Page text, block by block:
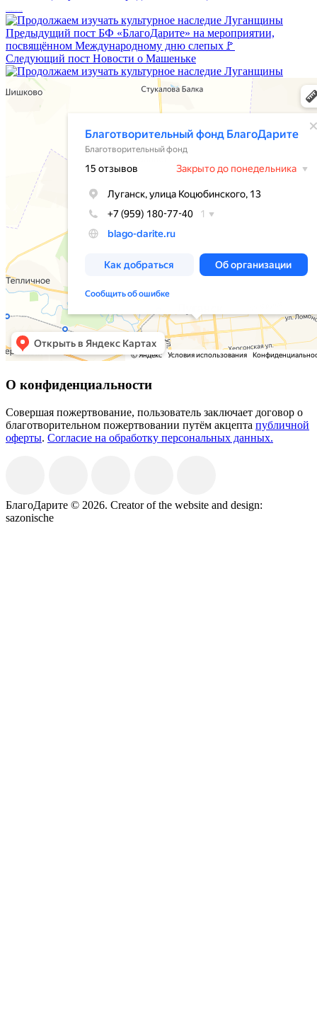
Предыдущий пост БФ «БлагоДарите» на мероприятии,
посвящённом Международному дню слепых🚩
Следующий пост Новости о Машеньке
О конфиденциальности
Совершая пожертвование, пользователь заключает договор о
благотворительном пожертвовании путём акцепта публичной
оферты. Согласие на обработку персональных данных.
БлагоДарите © 2026. Creator of the website and design:
sazonische